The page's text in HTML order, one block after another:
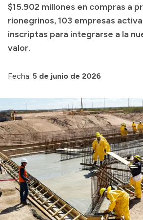
Compras y licitaciones
Consulta de expedientes
Consulta de pago a proveedores
Convocatorias
$15.902 millones en compras a
rionegrinos, 103 empresas
inscriptas para integrarse a la
valor.
Fecha: 5 de junio de 2026